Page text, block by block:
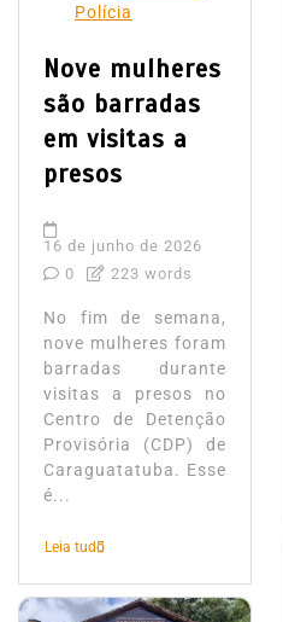
Polícia
Nove mulheres
são barradas
em visitas a
presos
16 de junho de 2026
0
223 words
No fim de semana,
nove mulheres foram
barradas durante
visitas a presos no
Centro de Detenção
Provisória (CDP) de
Caraguatatuba. Esse
é...
Leia tudo